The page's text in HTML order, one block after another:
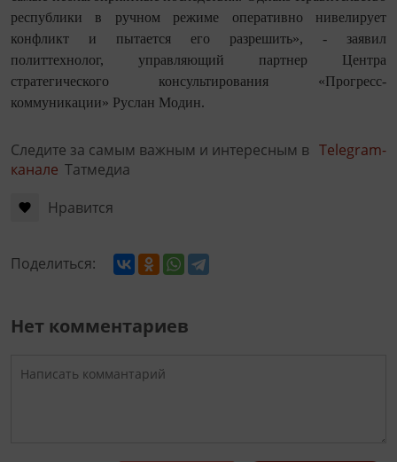
республики в ручном режиме оперативно нивелирует
конфликт и пытается его разрешить», - заявил
политтехнолог, управляющий партнер Центра
стратегического консультирования «Прогресс-
коммуникации» Руслан Модин.
Следите за самым важным и интересным в Telegram-
канале Татмедиа
Нравится
Поделиться:
Нет комментариев